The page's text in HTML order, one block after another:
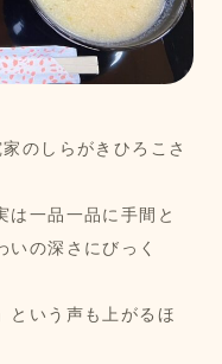
のしらがきひろこさ
は一品一品に手間と
いの深さにびっく
という声も上がるほ